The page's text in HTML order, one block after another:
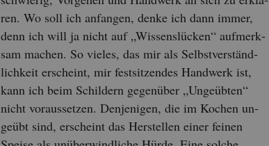
ren. Wo soll ich an­fan­gen, denke ich dann immer,
denn ich will ja nicht auf „Wis­sens­lü­cken“ auf­merk­
sam ma­chen. So vie­les, das mir als Selbst­ver­ständ­
lich­keit er­scheint, mir fest­sit­zen­des Hand­werk ist,
kann ich beim Schil­dern ge­gen­über „Un­ge­üb­ten“
nicht vor­aus­set­zen. Den­je­ni­gen, die im Ko­chen un­
ge­übt sind, er­scheint das Her­stel­len einer fei­nen